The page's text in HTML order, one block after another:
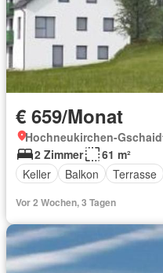
€ 659/Monat
Hochneukirchen-
2 Zimmer
61 m²
Keller
Balkon Terrasse
Vor 2 Wochen, 3 Tagen